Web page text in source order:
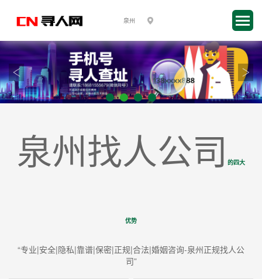
泉州找人公司 的四大
优势
“专业|安全|隐私|靠谱|保密|正规|合法|婚姻咨询-泉州正规找人公
司”